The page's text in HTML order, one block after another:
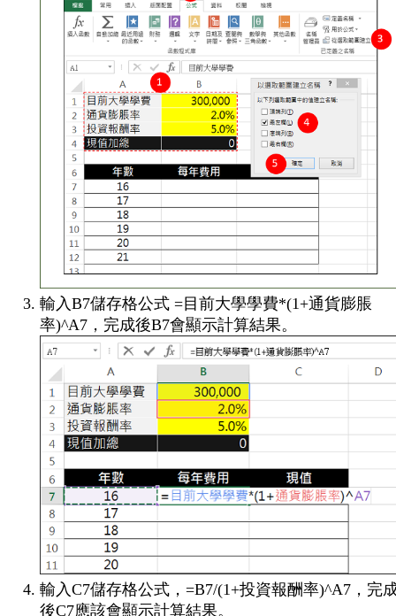
輸入B7儲存格公式 =目前大學學費*(1+通貨膨脹
率)^A7，完成後B7會顯示計算結果。
輸入C7儲存格公式，=B7/(1+投資報酬率)^A7，完
後C7應該會顯示計算結果。